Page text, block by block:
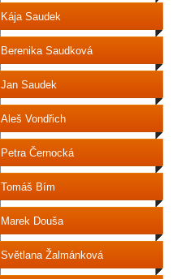
Kája Saudek
Berenika Saudková
Jan Saudek
Aleš Vondřich
Petra Černocká
Tomáš Bím
Marek Douša
Světlana Žalmánková